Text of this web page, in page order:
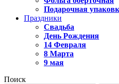
Подарочная
Праздники
Свадьба
День Рождения
14 Февраля
8 Марта
9 мая
Поиск